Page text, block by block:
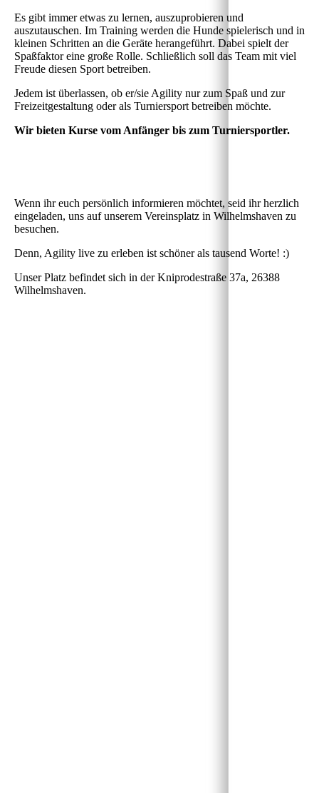
Es gibt immer etwas zu lernen, auszuprobieren und
auszutauschen. Im Training werden die Hunde spielerisch und in
kleinen Schritten an die Geräte herangeführt. Dabei spielt der
Spaßfaktor eine große Rolle. Schließlich soll das Team mit viel
Freude diesen Sport betreiben.
Jedem ist überlassen, ob er/sie Agility nur zum Spaß und zur
Freizeitgestaltung oder als Turniersport betreiben möchte.
Wir bieten Kurse vom Anfänger bis zum Turniersportler.
Wenn ihr euch persönlich informieren möchtet, seid ihr herzlich
eingeladen, uns auf unserem Vereinsplatz in Wilhelmshaven zu
besuchen.
Denn, Agility live zu erleben ist schöner als tausend Worte! :)
Unser Platz befindet sich in der Kniprodestraße 37a, 26388
Wilhelmshaven.